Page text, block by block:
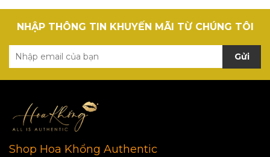
NHẬP THÔNG TIN KHUYẾN MÃI TỪ CHÚNG TÔI
Gửi
Shop Hoa Khổng Authentic